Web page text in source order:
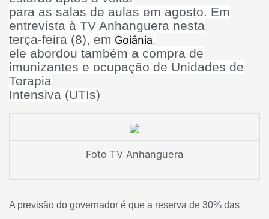
para as salas de aulas em agosto. Em
entrevista à TV Anhanguera nesta
terça-feira (8), em Goiânia,
ele abordou também a compra de
imunizantes e ocupação de Unidades de
Terapia
Intensiva (UTIs)
Foto TV Anhanguera
A previsão do governador é que a reserva de 30% das